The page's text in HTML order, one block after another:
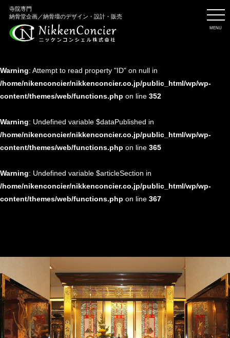
Warning: Undefined variable $post in
/home/nikenconcier/nikkenconcier.co.jp/public_html/wp/wp-
content/themes/web/functions.php
Warning: Attempt to read property "ID" on null in
/home/nikenconcier/nikkenconcier.co.jp/public_html/wp/wp-
content/themes/web/functions.php on line 352
Warning: Undefined variable $dataPublished in
/home/nikenconcier/nikkenconcier.co.jp/public_html/wp/wp-
content/themes/web/functions.php on line 365
Warning: Undefined variable $articleSection in
/home/nikenconcier/nikkenconcier.co.jp/public_html/wp/wp-
content/themes/web/functions.php on line 367
寺院専門
納骨堂企画／納骨壇のデザイン・設計・販売
MENU